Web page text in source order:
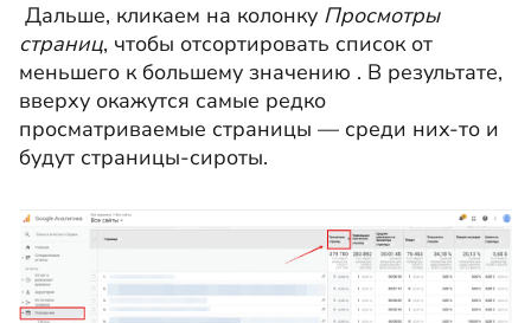
Дальше, кликаем на колонку Просмотры
страниц, чтобы отсортировать список от
меньшего к большему значению . В результате,
вверху окажутся самые редко
просматриваемые страницы — среди них-то и
будут страницы-сироты.